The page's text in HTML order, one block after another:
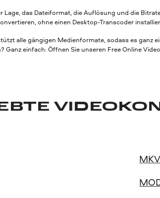
das Dateiformat, die Auflösung und die
ohne einen Desktop-Transcoder
alle gängigen Medienformate, sodass es ganz
einfach: Öffnen Sie unseren Free Online
MKV